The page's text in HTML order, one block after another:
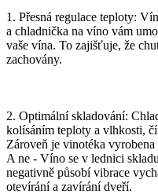
1. Přesná regulace teploty:
a chladnička na víno vám
vaše vína. To zajišťuje, že
zachovány.
2. Optimální skladování:
kolísáním teploty a vlhkosti,
Zároveň je vinotéka
A ne - Víno se v lednici
negativně působí vibrace
otevírání a zavírání dveří.